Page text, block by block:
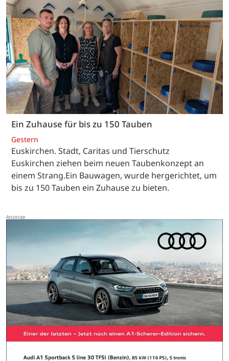
Ein Zuhause für bis zu 150 Tauben
Gestern
Euskirchen. Stadt, Caritas und Tierschutz
Euskirchen ziehen beim neuen Taubenkonzept an
einem Strang.Ein Bauwagen, wurde hergerichtet, um
bis zu 150 Tauben ein Zuhause zu bieten.